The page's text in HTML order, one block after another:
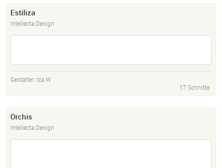
Estiliza
Intellecta Design
Gestalter: Iza W
17 Schnitte
Orchis
Intellecta Design